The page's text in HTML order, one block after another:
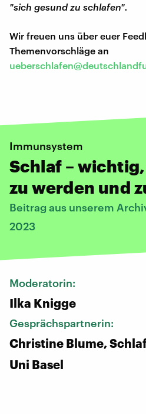
"sich gesund zu schlafen".
Wir freuen uns über euer
Themenvorschläge an
Immunsystem
Schlaf –
zu werden und
Beitrag aus unserem
2023
Moderatorin:
Ilka Knigge
Gesprächspartnerin:
Christine Blume,
Uni Basel